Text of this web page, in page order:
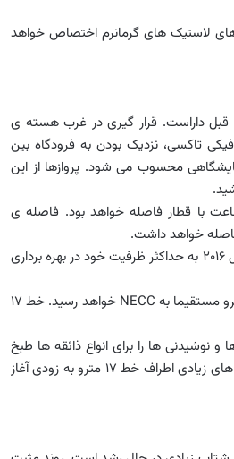
لاستیک های گرمانرم اختصاص خواهد
قبل داراست. قرار گیری در غرب هسته ی
تا مرکز ترافیکی تاکسی، نزدیک بودن به فرودگاه بین
محسوب می شود. پروازها از این
با قطار فاصله خواهد بود. فاصله ی
درب های خود را در سال 2015 به روی بازدیدکنندگان باز کرد و تا سال 2016 به حداکثر ظرفیت خود در بهره برداری
NECC
خواهد رسید. خط 17
نوشیدنی ها را برای انواع ذائقه ها طبخ
اکنون آغاز به کار کرده اند و هتل های زیادی اطراف خط 17 مترو به زودی آغاز